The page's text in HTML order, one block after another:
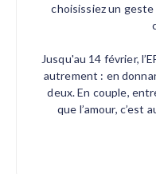
choisissiez un
Jusqu'au 14 février,
autrement : en
deux. En couple,
que l’amour, c’est